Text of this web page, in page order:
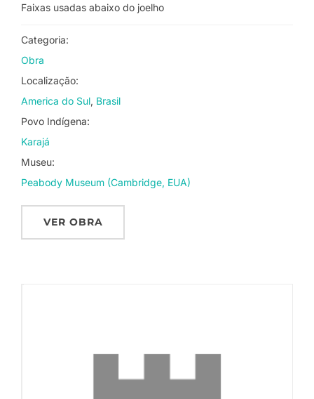
Faixas usadas abaixo do joelho
Categoria:
Obra
Localização:
America do Sul Brasil
Povo Indígena:
Karajá
Museu:
Peabody Museum (Cambridge, EUA)
VER OBRA